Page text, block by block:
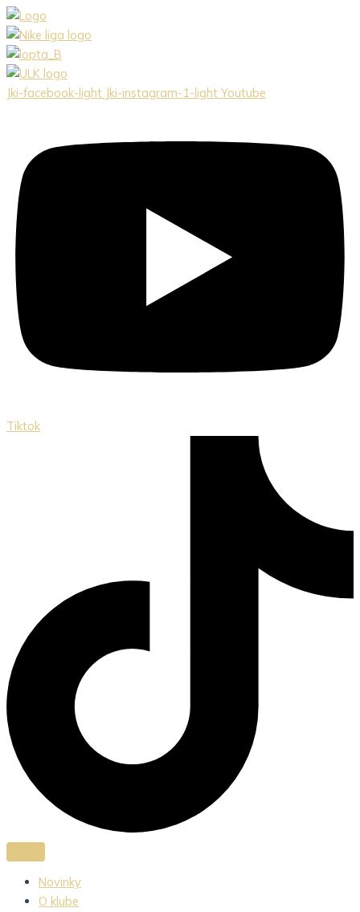
Preskočiť
na
obsah
Jki-facebook-light Jki-instagram-1-light Youtube
Tiktok
Novinky
O klube